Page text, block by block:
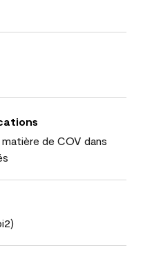
de COV dans